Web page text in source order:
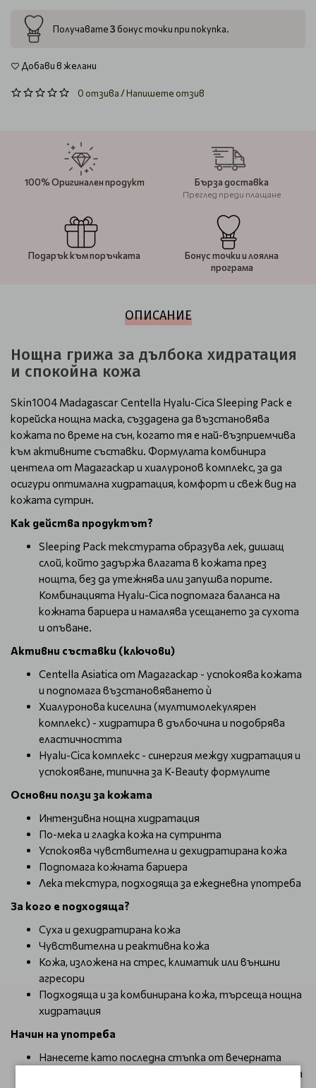
Получавате3 бонус точки при покупка.
Добави в желани
0 отзива/Напишете отзив
100% Оригинален продукт Бърза доставка
Преглед преди плащане
Подарък към поръчката
Бонус точки и лоялна
програма
ОПИСАНИЕ
Нощна грижа за дълбока хидратация
и спокойна кожа
Skin1004 Madagascar Centella Hyalu-Cica Sleeping Pack е
корейска нощна маска, създадена да възстановява
кожата по време на сън, когато тя е най-възприемчива
към активните съставки. Формулата комбинира
центела от Мадагаскар и хиалуронов комплекс, за да
осигури оптимална хидратация, комфорт и свеж вид на
кожата сутрин.
Как действа продуктът?
Sleeping Pack текстурата образува лек, дишащ
слой, който задържа влагата в кожата през
нощта, без да утежнява или запушва порите.
Комбинацията Hyalu-Cica подпомага баланса на
кожната бариера и намалява усещането за сухота
и опъване.
Активни съставки (ключови)
Centella Asiatica от Мадагаскар - успокоява кожата
и подпомага възстановяването ѝ
Хиалуронова киселина (мултимолекулярен
комплекс) - хидратира в дълбочина и подобрява
еластичността
Hyalu-Cica комплекс - синергия между хидратация и
успокояване, типична за K-Beauty формулите
Основни ползи за кожата
Интензивна нощна хидратация
По-мека и гладка кожа на сутринта
Успокоява чувствителна и дехидратирана кожа
Подпомага кожната бариера
Лека текстура, подходяща за ежедневна употреба
За кого е подходяща?
Суха и дехидратирана кожа
Чувствителна и реактивна кожа
Кожа, изложена на стрес, климатик или външни
агресори
Подходяща и за комбинирана кожа, търсеща нощна
хидратация
Начин на употреба
Нанесете като последна стъпка от вечерната
skincare рутина. Оставете да действа през нощта